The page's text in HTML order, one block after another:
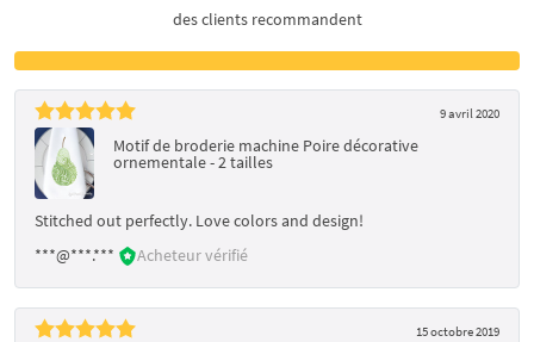
des clients recommandent
9 avril 2020
Motif de broderie machine Poire décorative
ornementale - 2 tailles
Stitched out perfectly. Love colors and design!
***@***.***
Acheteur vérifié
15 octobre 2019